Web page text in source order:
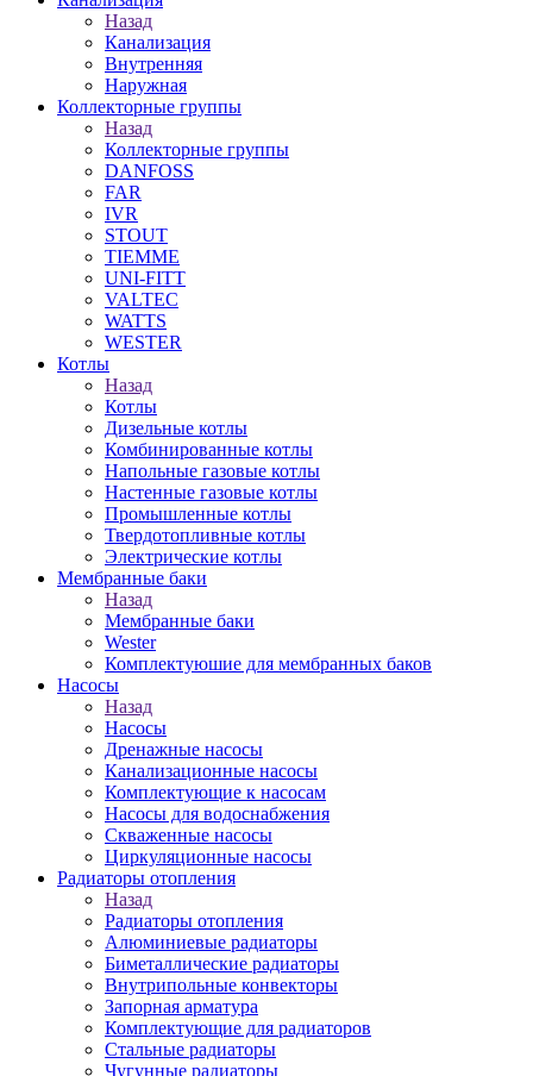
Назад
Канализация
Внутренняя
Наружная
Коллекторные группы
Назад
Коллекторные группы
DANFOSS
FAR
IVR
STOUT
TIEMME
UNI-FITT
VALTEC
WATTS
WESTER
Котлы
Назад
Котлы
Дизельные котлы
Комбинированные котлы
Напольные газовые котлы
Настенные газовые котлы
Промышленные котлы
Твердотопливные котлы
Электрические котлы
Мембранные баки
Назад
Мембранные баки
Wester
Комплектуюшие для мембранных баков
Насосы
Назад
Насосы
Дренажные насосы
Канализационные насосы
Комплектующие к насосам
Насосы для водоснабжения
Скваженные насосы
Циркуляционные насосы
Радиаторы отопления
Назад
Радиаторы отопления
Алюминиевые радиаторы
Биметаллические радиаторы
Внутрипольные конвекторы
Запорная арматура
Комплектующие для радиаторов
Стальные радиаторы
Чугунные радиаторы